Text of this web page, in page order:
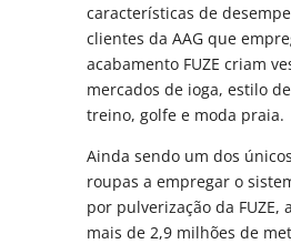
características de
clientes da AAG que
acabamento FUZE criam
mercados de ioga, estilo
treino, golfe e moda praia.
Ainda sendo um dos
roupas a empregar o
por pulverização da FUZE,
mais de 2,9 milhões de